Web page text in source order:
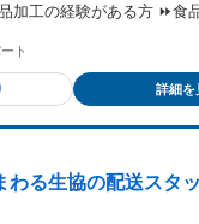
加工の経験がある方 ⏩食
談可能 ⏩1日5.5時間以上
自動車運転免許をお持ちの方
V￣￣￣￣￣￣￣￣￣￣￣
取り組める方 ◆子育てが
ト
詳細を
わる生協の配送スタ